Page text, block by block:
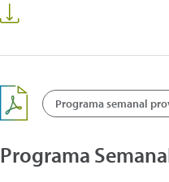
Programa semanal
Programa